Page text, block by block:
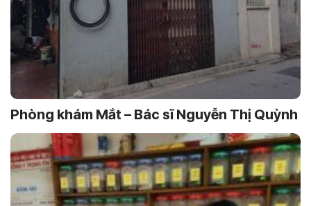
Phòng khám Mắt – Bác sĩ Nguyễn Thị Quỳnh